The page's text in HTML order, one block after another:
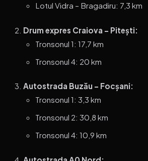
Lotul Vidra – Bragadiru: 7,3 km
Drum expres Craiova – Pitești:
Tronsonul 1: 17,7 km
Tronsonul 4: 20 km
Autostrada Buzău – Focșani:
Tronsonul 1: 3,3 km
Tronsonul 2: 30,8 km
Tronsonul 4: 10,9 km